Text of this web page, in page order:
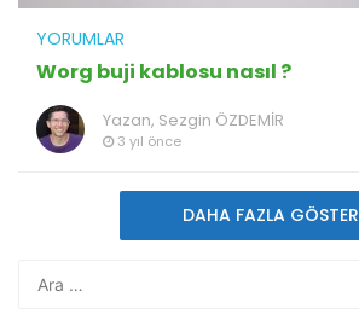
YORUMLAR
Worg buji kablosu nasıl ?
Yazan, Sezgin ÖZDEMİR
3 yıl önce
DAHA FAZLA GÖSTER